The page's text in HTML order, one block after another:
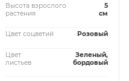
Высота взрослого
растения
5
см
Цвет соцветий Розовый
Цвет
листьев
Зеленый,
бордовый